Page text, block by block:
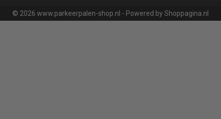
© 2026 www.parkeerpalen-shop.nl - Powered by Shoppagina.nl